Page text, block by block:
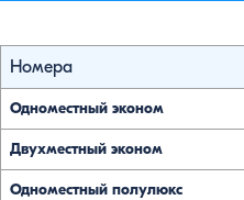
Номера
Одноместный эконом
Двухместный эконом
Одноместный полулюкс